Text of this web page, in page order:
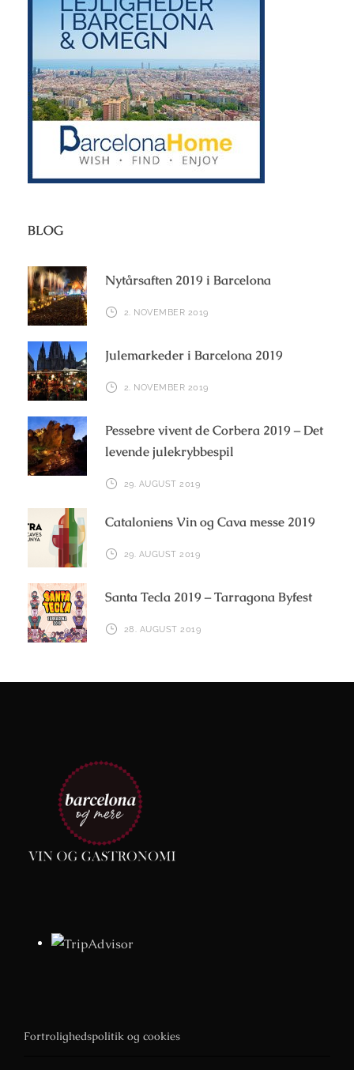
BLOG
Nytårsaften 2019 i Barcelona
2. NOVEMBER 2019
Julemarkeder i Barcelona 2019
2. NOVEMBER 2019
Pessebre vivent de Corbera 2019 – Det
levende julekrybbespil
29. AUGUST 2019
Cataloniens Vin og Cava messe 2019
29. AUGUST 2019
Santa Tecla 2019 – Tarragona Byfest
28. AUGUST 2019
Fortrolighedspolitik og cookies